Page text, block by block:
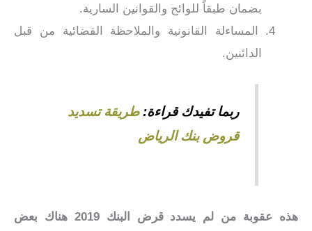
بضمان طبقاً للوائح والقوانين السارية.
المساءلة القانونية والملاحظة القضائية من قبل
الدائنين.
ربما تفيدك قراءة: طريقة تسديد
قروض بنك الرياض
هذه عقوبة من لم يسدد قرض البنك 2019 هناك بعض